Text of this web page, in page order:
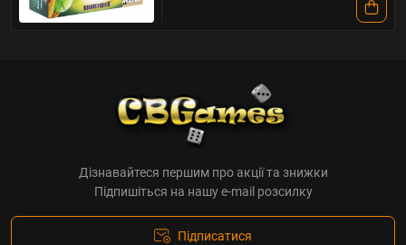
Дізнавайтеся першим про акції та знижки
Підпишіться на нашу e-mail розсилку
Підписатися